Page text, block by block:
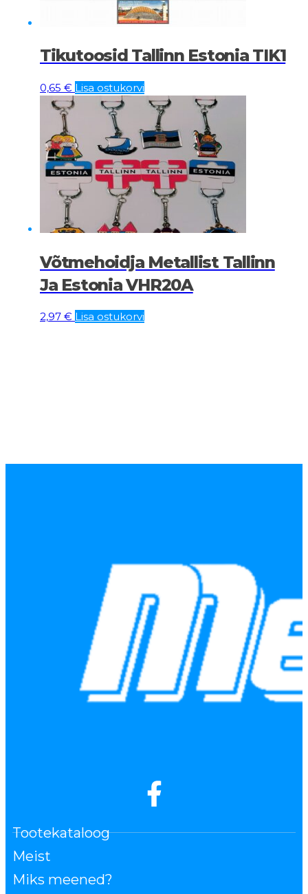
Tikutoosid Tallinn Estonia TIK1
0,65 € Lisa ostukorvi
Võtmehoidja Metallist Tallinn
Ja Estonia VHR20A
2,97 € Lisa ostukorvi
Tootekataloog
Meist
Miks meened?